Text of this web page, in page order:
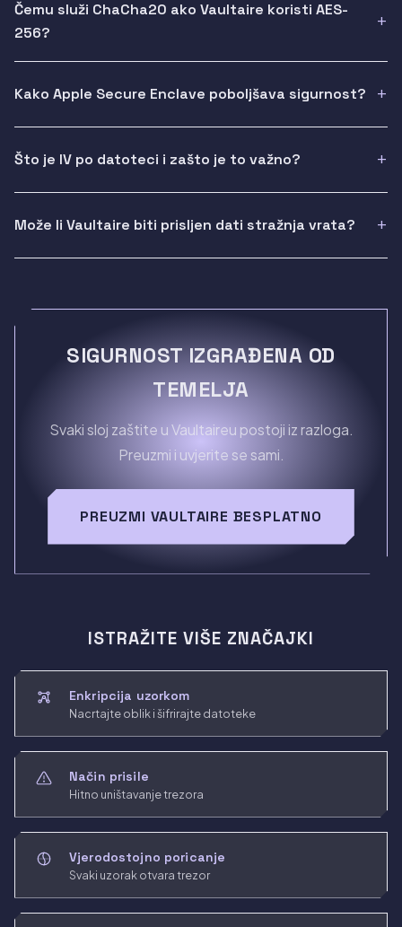
Čemu služi ChaCha20 ako Vaultaire koristi AES-
256?
Kako Apple Secure Enclave poboljšava sigurnost?
Što je IV po datoteci i zašto je to važno?
Može li Vaultaire biti prisljen dati stražnja vrata?
SIGURNOST IZGRAĐENA OD
TEMELJA
Svaki sloj zaštite u Vaultaireu postoji iz razloga.
Preuzmi i uvjerite se sami.
PREUZMI VAULTAIRE BESPLATNO
ISTRAŽITE VIŠE ZNAČAJKI
Enkripcija uzorkom
Nacrtajte oblik i šifrirajte datoteke
Način prisile
Hitno uništavanje trezora
Vjerodostojno poricanje
Svaki uzorak otvara trezor